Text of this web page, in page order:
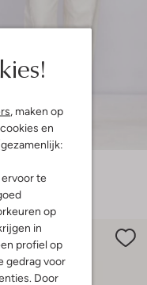
, maken op
en
te
op
in
profiel op
gedrag voor
Door
jeans